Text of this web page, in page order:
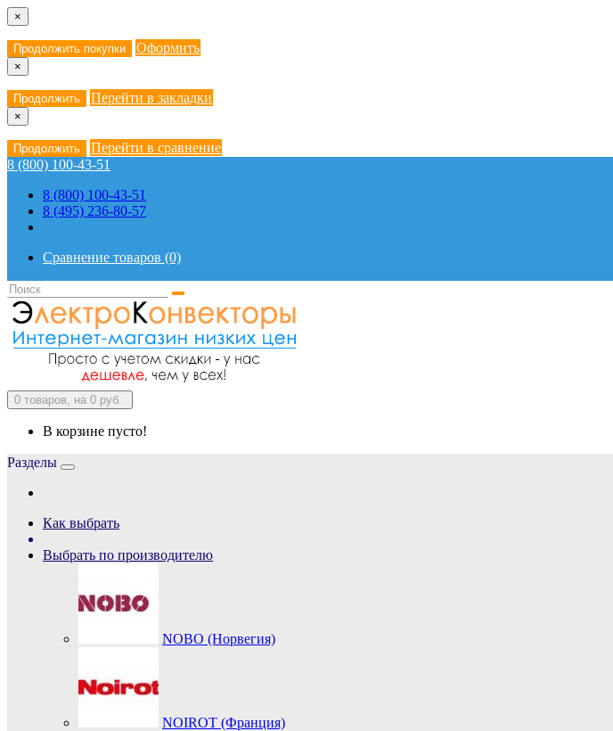
×
Продолжить покупки Оформить
×
Продолжить Перейти в закладки
×
Продолжить
Перейти в сравнение
8 (800) 100-43-51
8 (800) 100-43-51
8 (495) 236-80-57
Сравнение товаров (0)
0 товаров, на 0 руб.
В корзине пусто!
Разделы
Как выбрать
Выбрать по производителю
NOBO (Норвегия)
NOIROT (Франция)